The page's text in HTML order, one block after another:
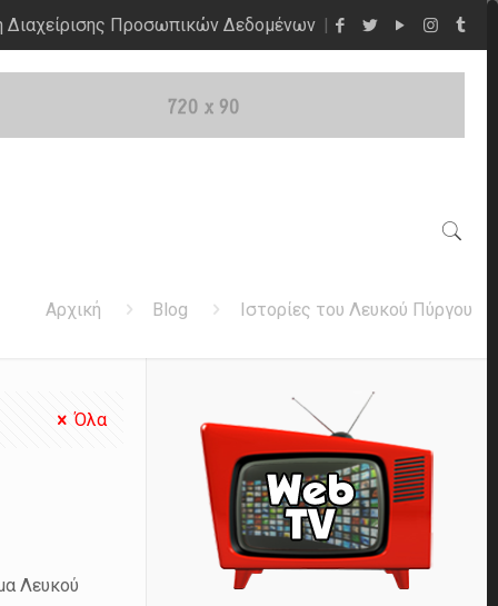
Διαχείρισης Προσωπικών Δεδομένων
Αρχική Blog Ιστορίες του Λευκού Πύργου
Όλα
Λευκού